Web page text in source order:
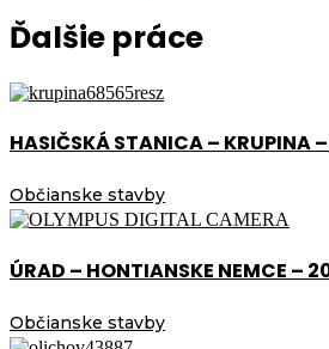
Ďalšie práce
HASIČSKÁ STANICA – KRUPINA
Občianske stavby
ÚRAD – HONTIANSKE NEMCE –
Občianske stavby